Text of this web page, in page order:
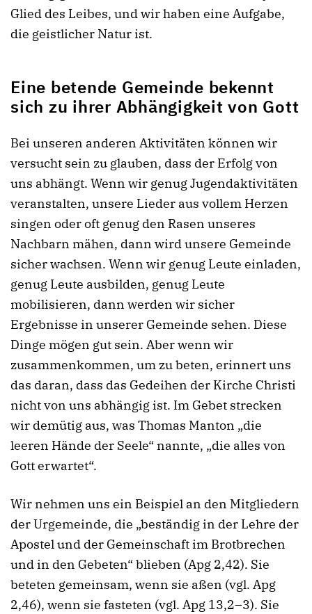
Glied des Leibes, und wir haben eine Aufgabe,
die geistlicher Natur ist.
Eine betende Gemeinde bekennt
sich zu ihrer Abhängigkeit von Gott
Bei unseren anderen Aktivitäten können wir
versucht sein zu glauben, dass der Erfolg von
uns abhängt. Wenn wir genug Jugendaktivitäten
veranstalten, unsere Lieder aus vollem Herzen
singen oder oft genug den Rasen unseres
Nachbarn mähen, dann wird unsere Gemeinde
sicher wachsen. Wenn wir genug Leute einladen,
genug Leute ausbilden, genug Leute
mobilisieren, dann werden wir sicher
Ergebnisse in unserer Gemeinde sehen. Diese
Dinge mögen gut sein. Aber wenn wir
zusammenkommen, um zu beten, erinnert uns
das daran, dass das Gedeihen der Kirche Christi
nicht von uns abhängig ist. Im Gebet strecken
wir demütig aus, was Thomas Manton „die
leeren Hände der Seele“ nannte, „die alles von
Gott erwartet“.
Wir nehmen uns ein Beispiel an den Mitgliedern
der Urgemeinde, die „beständig in der Lehre der
Apostel und der Gemeinschaft im Brotbrechen
und in den Gebeten“ blieben (Apg 2,42). Sie
beteten gemeinsam, wenn sie aßen (vgl. Apg
2,46), wenn sie fasteten (vgl. Apg 13,2–3). Sie